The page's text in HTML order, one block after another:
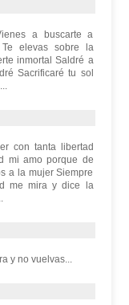
a buscarte a
elevas sobre la
inmortal Saldré a
Sacrificaré tu sol
con tanta libertad
mi amo porque de
a la mujer Siempre
me mira y dice la
y no vuelvas...